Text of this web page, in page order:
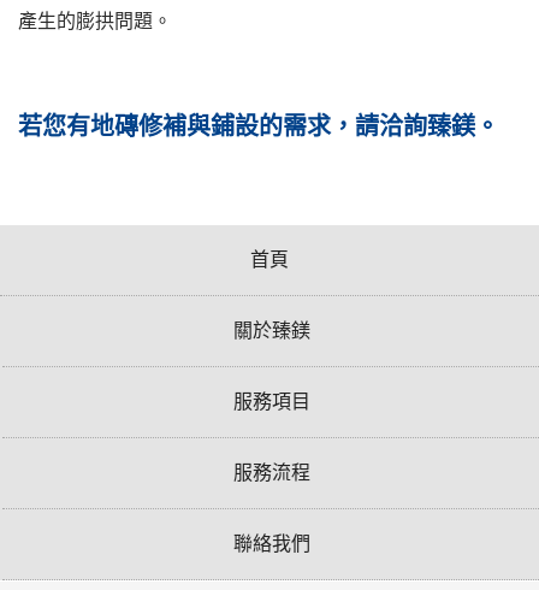
產生的膨拱問題。
若您有地磚修補與鋪設的需求，請洽詢臻鎂。
首頁
關於臻鎂
服務項目
服務流程
聯絡我們